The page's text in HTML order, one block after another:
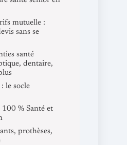
mutuelle :
sans se
santé
dentaire,
le socle
% Santé et
prothèses,